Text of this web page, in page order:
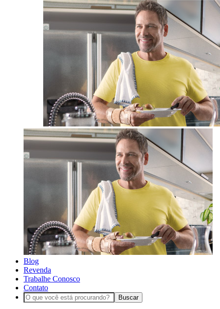
Blog
Revenda
Trabalhe Conosco
Contato
Buscar